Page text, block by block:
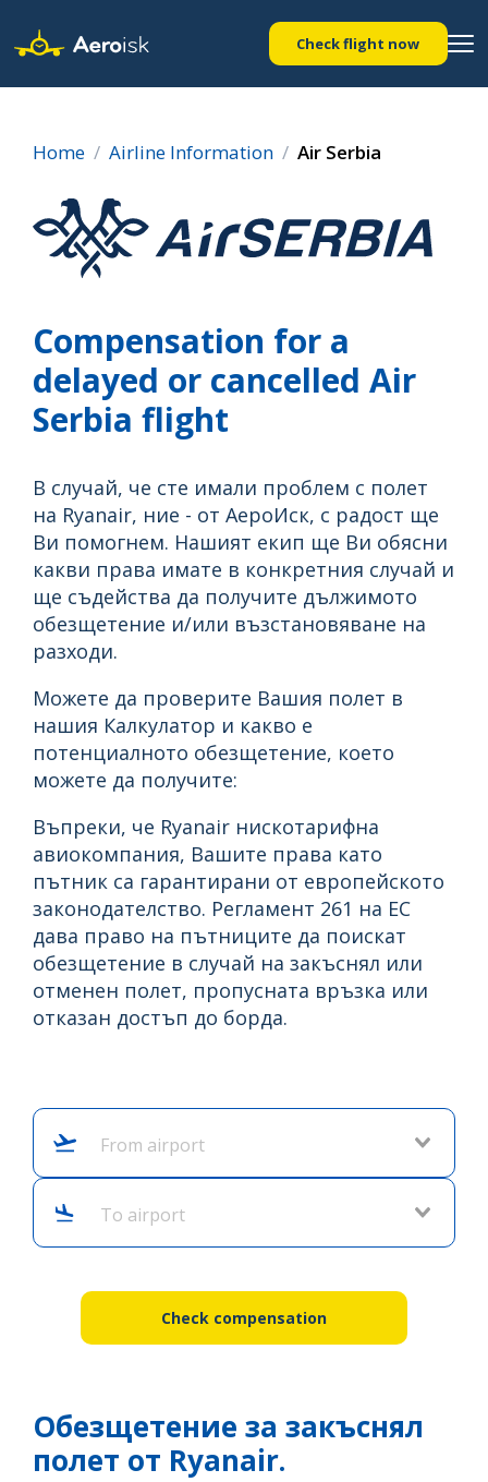
Check flight now
Home Airline Information Air Serbia
Compensation for a
delayed or cancelled Air
Serbia flight
В случай, че сте имали проблем с полет
на Ryanair, ние - от АероИск, с радост ще
Ви помогнем. Нашият екип ще Ви обясни
какви права имате в конкретния случай и
ще съдейства да получите дължимото
обезщетение и/или възстановяване на
разходи.
Можете да проверите Вашия полет в
нашия Калкулатор и какво е
потенциалното обезщетение, което
можете да получите:
Въпреки, че Ryanair нискотарифна
авиокомпания, Вашите права като
пътник са гарантирани от европейското
законодателство. Регламент 261 на ЕС
дава право на пътниците да поискат
обезщетение в случай на закъснял или
отменен полет, пропусната връзка или
отказан достъп до борда.
From airport
To airport
Check compensation
Обезщетение за закъснял
полет от Ryanair.